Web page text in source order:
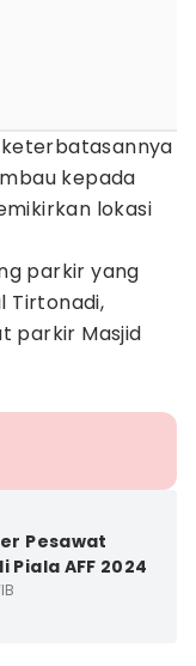
keterbatasannya
kepada
lokasi
parkir yang
Tirtonadi,
parkir Masjid
Pesawat
AFF 2024